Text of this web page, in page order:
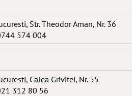
Str. Theodor Aman, Nr. 36
574 004
Calea Grivitei, Nr. 55
312 80 56